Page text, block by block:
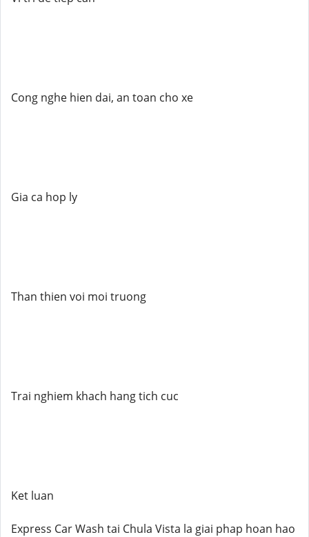
Cong nghe hien dai, an toan cho xe
Gia ca hop ly
Than thien voi moi truong
Trai nghiem khach hang tich cuc
Ket luan
Express Car Wash tai Chula Vista la giai phap hoan hao